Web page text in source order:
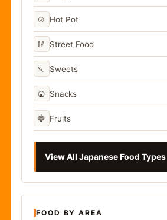
🍲 Hot Pot
🥢 Street Food
🍡 Sweets
🍘 Snacks
🍓 Fruits
View All Japanese Food Types
FOOD BY AREA